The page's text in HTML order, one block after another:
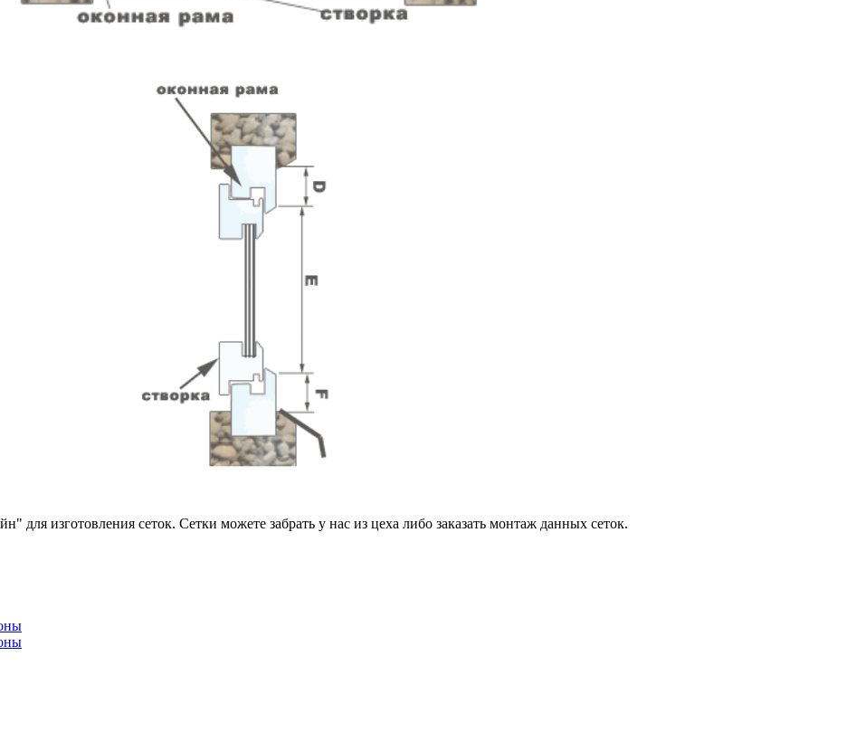
для изготовления сеток. Сетки можете забрать у нас из цеха либо заказать монтаж данных сеток.